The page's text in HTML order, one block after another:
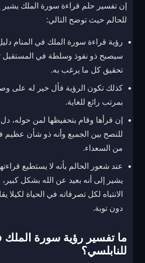
إن تفسير حلم قراءة سورة الملك يشير
للحالم حيث توضح التالي:
رؤية قراءة سورة الملك في المنام
سيصبح ذو نفوذ وسلطة في المستقبل
تحقيق كل ما يرغب به.
كذلك تكون الرؤية فأل خير له على
بمرتب رائع للغاية.
إن قرأها وقام بتحفيظها لمن حوله،
للنصح بين الجميع وأنه ذو شأن عظيم
من السعداء.
عند شعور الحالم بأنه لا يستطيع
يشير إلى أنه بعيد عن الله بشكل كبير،
الانتباه لكل تصرفاته في الحياة لكيلا
دون توبة.
ما تفسير رؤية سورة الملك
للنابلسي؟